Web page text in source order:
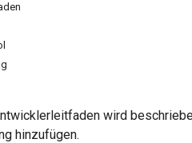
wird
hinzufügen.